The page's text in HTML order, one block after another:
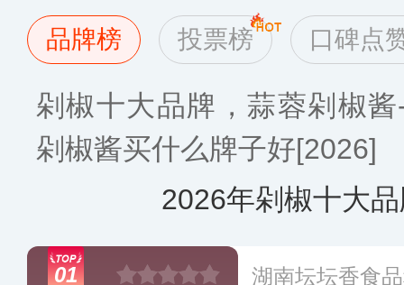
品牌榜 投票榜 口碑点
剁椒十大品牌，蒜蓉剁椒
剁椒酱买什么牌子好[2026]
2026年剁椒十大
01 湖南坛坛香食